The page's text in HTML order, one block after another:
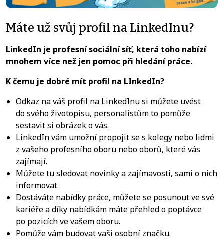
Máte už svůj profil na LinkedInu?
LinkedIn je profesní sociální síť, která toho nabízí
mnohem více než jen pomoc při hledání práce.
K čemu je dobré mít profil na LInkedIn?
Odkaz na váš profil na LinkedInu si můžete uvést
do svého životopisu, personalistům to pomůže
sestavit si obrázek o vás.
LinkedIn vám umožní propojit se s kolegy nebo lidmi
z vašeho profesního oboru nebo oborů, které vás
zajímají.
Můžete tu sledovat novinky a zajímavosti, sami o nich
informovat.
Dostáváte nabídky práce, můžete se posunout ve své
kariéře a díky nabídkám máte přehled o poptávce
po pozicích ve vašem oboru.
Pomůže vám budovat vaši osobní značku.